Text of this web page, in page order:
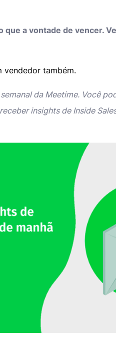
que a vontade de vencer.
vendedor também.
da Meetime. Você
insights de Inside